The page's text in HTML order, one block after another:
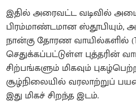
இதில் அரைவட்ட வடிவில்
பிரம்மாண்டமான ஸ்தூபியும்,
நான்கு தோரண வாயில்களில்
செதுக்கப்பட்டுள்ள புத்தரின்
சிற்பங்களும் மிகவும்
சூழ்நிலையில் வரலாற்றுப்
இது மிகச் சிறந்த இடம்.